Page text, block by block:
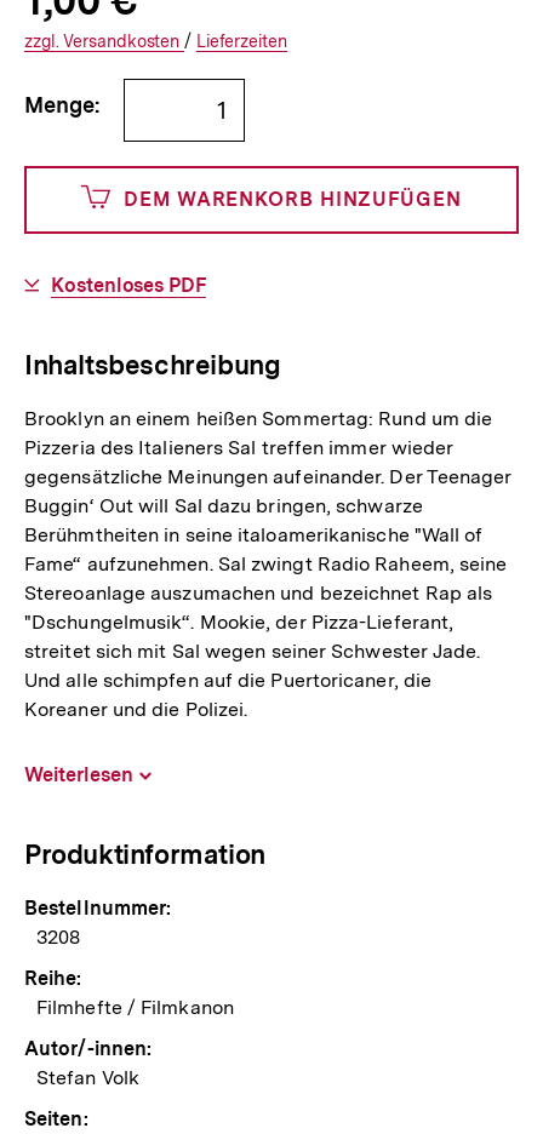
Informationen
€
100
Cents
Versandkosten
Interner
Informationen
den
zzgl. zuzüglichen
Versandkosten/ Interner
Informationen
Lieferzeiten
Bestellmenge
angeben
Menge:
DEM WARENKORB HINZUFÜGEN
Download-
Kostenloses PDF
Inhaltsbeschreibung
Brooklyn an einem heißen Sommertag: Rund um die
Pizzeria des Italieners Sal treffen immer wieder
gegensätzliche Meinungen aufeinander. Der Teenager
Buggin‘ Out will Sal dazu bringen, schwarze
Berühmtheiten in seine italoamerikanische "Wall of
Fame“ aufzunehmen. Sal zwingt Radio Raheem, seine
Stereoanlage auszumachen und bezeichnet Rap als
"Dschungelmusik“. Mookie, der Pizza-Lieferant,
streitet sich mit Sal wegen seiner Schwester Jade.
Und alle schimpfen auf die Puertoricaner, die
Koreaner und die Polizei.
Weiterlesen
Produktinformation
Bestellnummer:
3208
Reihe:
Filmhefte / Filmkanon
Autor/-innen:
Stefan Volk
Seiten: